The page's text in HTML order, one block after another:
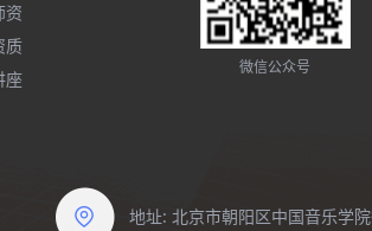
资
质
座
微信公众号
地址: 北京市朝阳区中国音乐学